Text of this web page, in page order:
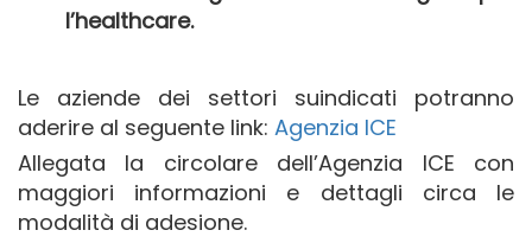
l’healthcare.
Le aziende dei settori suindicati potranno
aderire al seguente link: Agenzia ICE
Allegata la circolare dell’Agenzia ICE con
maggiori informazioni e dettagli circa le
modalità di adesione.